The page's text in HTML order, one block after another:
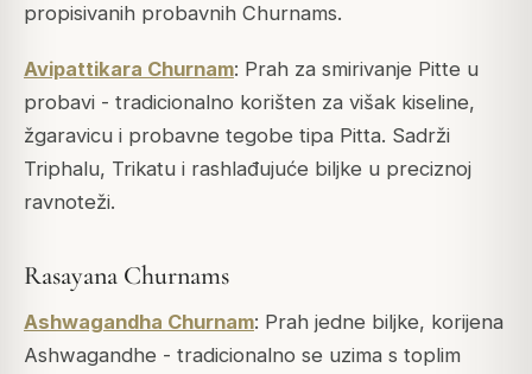
propisivanih probavnih Churnams.
Avipattikara Churnam: Prah za smirivanje Pitte u
probavi - tradicionalno korišten za višak kiseline,
žgaravicu i probavne tegobe tipa Pitta. Sadrži
Triphalu, Trikatu i rashlađujuće biljke u preciznoj
ravnoteži.
Rasayana Churnams
Ashwagandha Churnam: Prah jedne biljke, korijena
Ashwagandhe - tradicionalno se uzima s toplim